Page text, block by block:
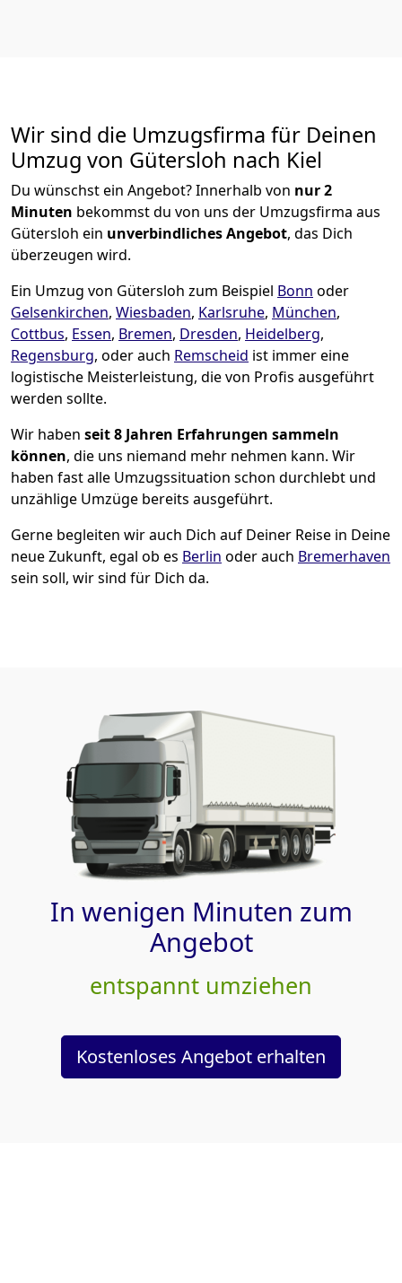
Wir sind die Umzugsfirma für Deinen
Umzug von Gütersloh nach Kiel
Du wünschst ein Angebot? Innerhalb von nur 2
Minuten bekommst du von uns der Umzugsfirma aus
Gütersloh ein unverbindliches Angebot, das Dich
überzeugen wird.
Ein Umzug von Gütersloh zum Beispiel Bonn oder
Gelsenkirchen, Wiesbaden, Karlsruhe, München,
Cottbus, Essen, Bremen, Dresden, Heidelberg,
Regensburg, oder auch Remscheid ist immer eine
logistische Meisterleistung, die von Profis ausgeführt
werden sollte.
Wir haben seit8 Jahren Erfahrungen sammeln
können, die uns niemand mehr nehmen kann. Wir
haben fast alle Umzugssituation schon durchlebt und
unzählige Umzüge bereits ausgeführt.
Gerne begleiten wir auch Dich auf Deiner Reise in Deine
neue Zukunft, egal ob es Berlin oder auch Bremer­haven
sein soll, wir sind für Dich da.
In wenigen Minuten zum
Angebot
entspannt umziehen
Kostenloses Angebot erhalten